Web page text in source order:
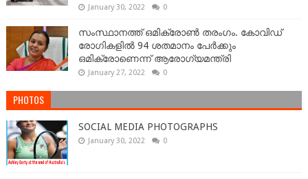
January 30, 2022 0
സംസ്ഥാനത്ത് ഒമിക്രോണ്‍ തരംഗം. കോവിഡ്
രോഗികളിൽ 94 ശതമാനം പേർക്കും
ഒമിക്രോണെന്ന് ആരോഗ്യമന്ത്രി
January 27, 2022 0
PHOTOS
SOCIAL MEDIA PHOTOGRAPHS
January 30, 2022 0